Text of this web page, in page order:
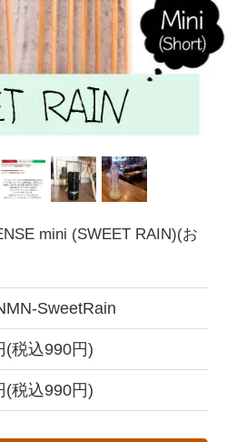
mini (SWEET RAIN)(お
SweetRain
(税込990円)
(税込990円)